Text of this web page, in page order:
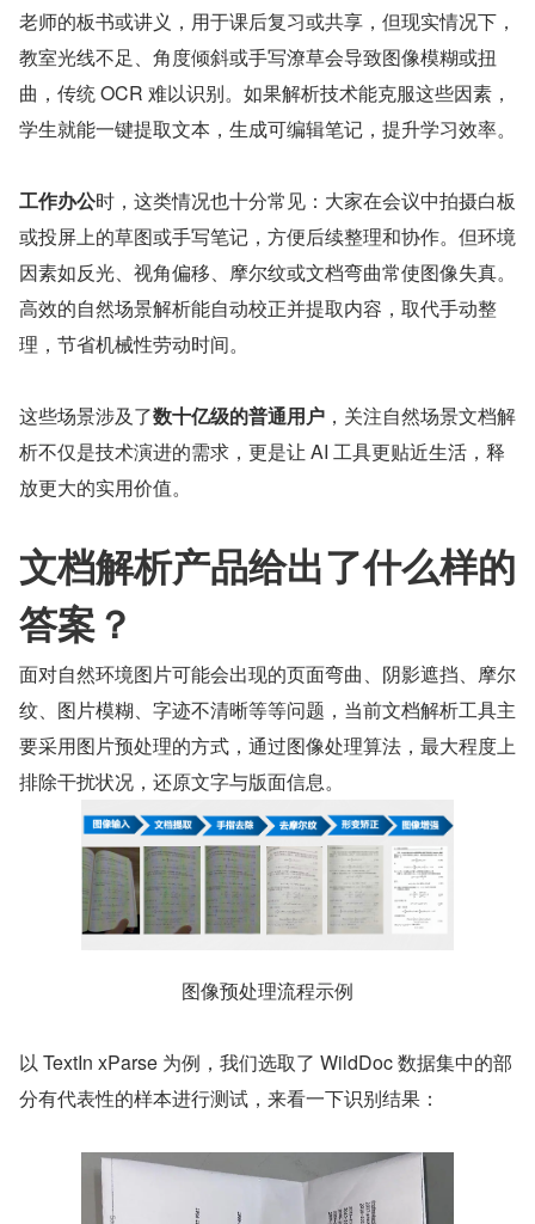
老师的板书或讲义，用于课后复习或共享，但现实情况下，
教室光线不足、角度倾斜或手写潦草会导致图像模糊或扭
曲，传统 OCR 难以识别。如果解析技术能克服这些因素，
学生就能一键提取文本，生成可编辑笔记，提升学习效率。
工作办公时，这类情况也十分常见：大家在会议中拍摄白板
或投屏上的草图或手写笔记，方便后续整理和协作。但环境
因素如反光、视角偏移、摩尔纹或文档弯曲常使图像失真。
高效的自然场景解析能自动校正并提取内容，取代手动整
理，节省机械性劳动时间。
这些场景涉及了数十亿级的普通用户 ，关注自然场景文档解
析不仅是技术演进的需求，更是让 AI 工具更贴近生活，释
放更大的实用价值。
文档解析产品给出了什么样的
答案？
面对自然环境图片可能会出现的页面弯曲、阴影遮挡、摩尔
纹、图片模糊、字迹不清晰等等问题，当前文档解析工具主
要采用图片预处理的方式，通过图像处理算法，最大程度上
排除干扰状况，还原文字与版面信息。
图像预处理流程示例
以 TextIn xParse 为例，我们选取了 WildDoc 数据集中的部
分有代表性的样本进行测试，来看一下识别结果：